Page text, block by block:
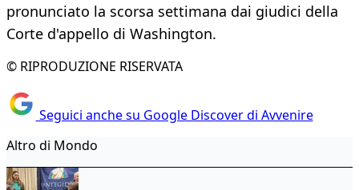
pronunciato la scorsa settimana dai giudici della
Corte d'appello di Washington.
© RIPRODUZIONE RISERVATA
Seguici anche su Google Discover di Avvenire
Altro di Mondo